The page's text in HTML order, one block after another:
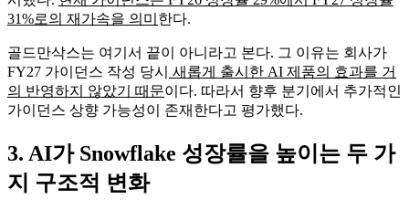
31%로의 재가속을 의미 한다.
골드만삭스는 여기서 끝이 아니라고 본다. 그 이유는 회사가
FY27 가이던스 작성 당시 새롭게 출시한 AI 제품의 효과를 거
의 반영하지 않았기 때문이다. 따라서 향후 분기에서 추가적인
가이던스 상향 가능성이 존재한다고 평가했다.
3. AI가 Snowflake 성장률을 높이는 두 가
지 구조적 변화